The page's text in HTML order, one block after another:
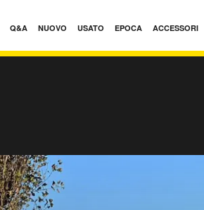
Q&A NUOVO USATO EPOCA ACCESSORI